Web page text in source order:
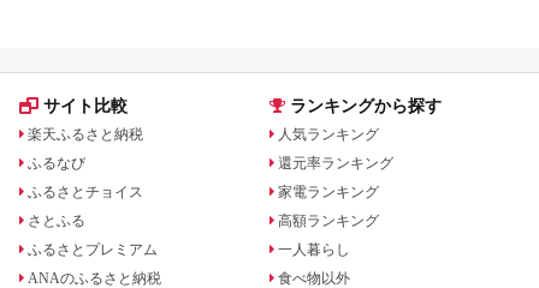
サイト比較
楽天ふるさと納税
ふるなび
ふるさとチョイス
さとふる
ふるさとプレミアム
ANAのふるさと納税
ランキングから探す
人気ランキング
還元率ランキング
家電ランキング
高額ランキング
一人暮らし
食べ物以外